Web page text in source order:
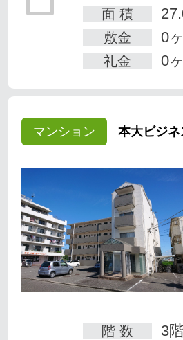
面 積
敷金 0
礼金 0
マンション 本大ビジ
階 数 3